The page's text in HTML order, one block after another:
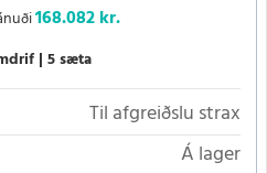
168.082 kr.
5 sæta
Til afgreiðslu strax
Á lager